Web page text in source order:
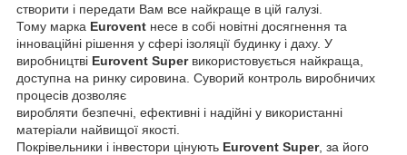
створити і передати Вам все найкраще в цій галузі.
Тому марка Eurovent несе в собі новітні досягнення та
інноваційні рішення у сфері ізоляції будинку і даху. У
виробництві Eurovent Superвикористовується найкраща,
доступна на ринку сировина. Суворий контроль виробничих
процесів дозволяє
виробляти безпечні, ефективні і надійні у використанні
матеріали найвищої якості.
Покрівельники і інвестори цінують Eurovent Super, за його